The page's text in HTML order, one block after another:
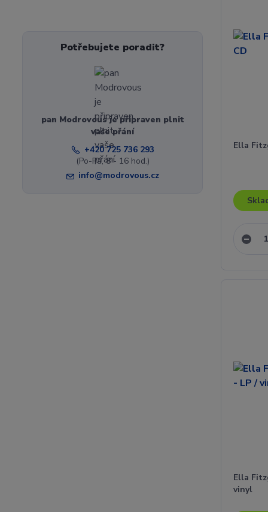
Ella
Ella
vinyl
Potřebujete poradit?
pan Modrovous je připraven plnit
vaše přání
+420 725 736 293
(Po-Pá, 8 - 16 hod.)
info@modrovous.cz